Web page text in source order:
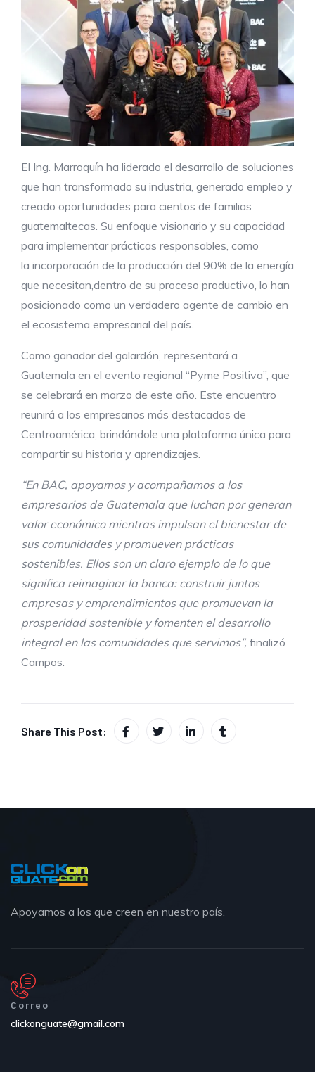
El Ing. Marroquín ha liderado el desarrollo de soluciones
que han transformado su industria, generado empleo y
creado oportunidades para cientos de familias
guatemaltecas. Su enfoque visionario y su capacidad
para implementar prácticas responsables, como
la incorporación de la producción del 90% de la energía
que necesitan,dentro de su proceso productivo, lo han
posicionado como un verdadero agente de cambio en
el ecosistema empresarial del país.
Como ganador del galardón, representará a
Guatemala en el evento regional “Pyme Positiva”, que
se celebrará en marzo de este año. Este encuentro
reunirá a los empresarios más destacados de
Centroamérica, brindándole una plataforma única para
compartir su historia y aprendizajes.
“En BAC, apoyamos y acompañamos a los
empresarios de Guatemala que luchan por generan
valor económico mientras impulsan el bienestar de
sus comunidades y promueven prácticas
sostenibles. Ellos son un claro ejemplo de lo que
significa reimaginar la banca: construir juntos
empresas y emprendimientos que promuevanla
prosperidad sostenible y fomentenel desarrollo
integral en las comunidades que servimos”, finalizó
Campos.
Share This Post:
Apoyamos a los que creen en nuestro país.
Correo
clickonguate@gmail.com